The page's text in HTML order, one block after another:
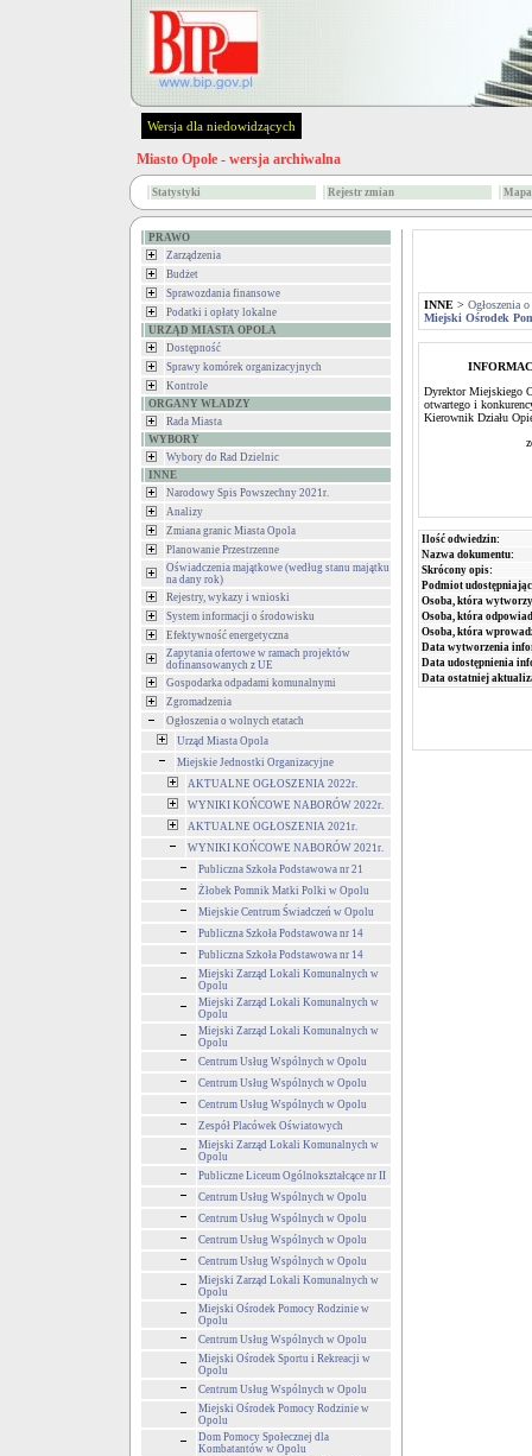
Wersja dla niedowidzących
Miasto Opole - wersja archiwalna
Statystyki Rejestr zmian
PRAWO
Zarządzenia
Budżet
Sprawozdania finansowe
Podatki i opłaty lokalne
URZĄD MIASTA OPOLA
Dostępność
Sprawy komórek organizacyjnych
Kontrole
ORGANY WŁADZY
Rada Miasta
WYBORY
Wybory do Rad Dzielnic
INNE
Narodowy Spis Powszechny 2021r.
Analizy
Zmiana granic Miasta Opola
Planowanie Przestrzenne
Oświadczenia majątkowe (według stanu majątku
na dany rok)
Rejestry, wykazy i wnioski
System informacji o środowisku
Efektywność energetyczna
Zapytania ofertowe w ramach projektów
dofinansowanych z UE
Gospodarka odpadami komunalnymi
Zgromadzenia
Ogłoszenia o wolnych etatach
Urząd Miasta Opola
Miejskie Jednostki Organizacyjne
AKTUALNE OGŁOSZENIA 2022r.
WYNIKI KOŃCOWE NABORÓW 2022r.
AKTUALNE OGŁOSZENIA 2021r.
WYNIKI KOŃCOWE NABORÓW 2021r.
Publiczna Szkoła Podstawowa nr 21
Żłobek Pomnik Matki Polki w Opolu
Miejskie Centrum Świadczeń w Opolu
Publiczna Szkoła Podstawowa nr 14
Publiczna Szkoła Podstawowa nr 14
Miejski Zarząd Lokali Komunalnych w
Opolu
Miejski Zarząd Lokali Komunalnych w
Opolu
Miejski Zarząd Lokali Komunalnych w
Opolu
Centrum Usług Wspólnych w Opolu
Centrum Usług Wspólnych w Opolu
Centrum Usług Wspólnych w Opolu
Zespół Placówek Oświatowych
Miejski Zarząd Lokali Komunalnych w
Opolu
Publiczne Liceum Ogólnokształcące nr II
Centrum Usług Wspólnych w Opolu
Centrum Usług Wspólnych w Opolu
Centrum Usług Wspólnych w Opolu
Centrum Usług Wspólnych w Opolu
Miejski Zarząd Lokali Komunalnych w
Opolu
Miejski Ośrodek Pomocy Rodzinie w
Opolu
Centrum Usług Wspólnych w Opolu
Miejski Ośrodek Sportu i Rekreacji w
Opolu
Centrum Usług Wspólnych w Opolu
Miejski Ośrodek Pomocy Rodzinie w
Opolu
Dom Pomocy Społecznej dla
Kombatantów w Opolu
INNE > Ogłoszenia
Miejski Ośrodek
Dyrektor Miejskiego
otwartego i
Kierownik Działu
Ilość odwiedzin:
Nazwa dokumentu:
Skrócony opis:
Podmiot
Osoba, która
Osoba, która
Osoba, która
Data wytworzenia
Data udostępnienia
Data ostatniej